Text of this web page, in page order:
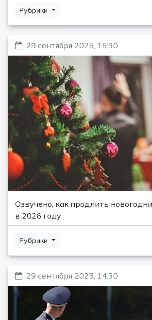
Рубрики
29 сентября 2025, 15:30
Озвучено, как продлить
в 2026 году
Рубрики
29 сентября 2025, 14:30